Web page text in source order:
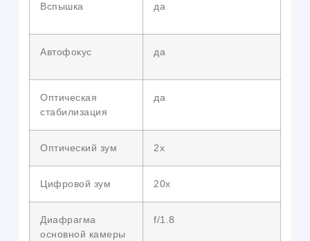
Вспышка да
Автофокус да
Оптическая
стабилизация
да
Оптический зум 2х
Цифровой зум 20x
Диафрагма
основной камеры
f/1.8